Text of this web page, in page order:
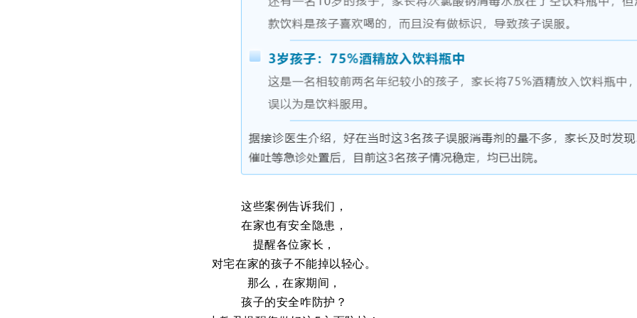
这些案例告诉我们，
在家也有安全隐患，
提醒各位家长，
对宅在家的孩子不能掉以轻心。
那么，在家期间，
孩子的安全咋防护？